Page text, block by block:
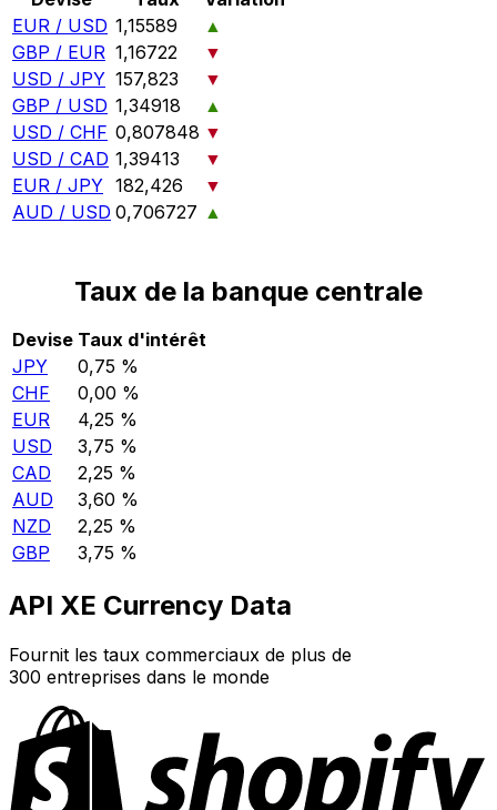
EUR / USD 1,15589
▲
GBP / EUR 1,16722
▼
USD / JPY 157,823
▼
GBP / USD 1,34918
▲
USD / CHF 0,807848 ▼
USD / CAD 1,39413
▼
EUR / JPY 182,426
▼
AUD / USD 0,706727 ▲
Taux de la banque centrale
Devise Taux d'intérêt
JPY
0,75 %
CHF
0,00 %
EUR
4,25 %
USD
3,75 %
CAD
2,25 %
AUD
3,60 %
NZD
2,25 %
GBP
3,75 %
API XE Currency Data
Fournit les taux commerciaux de plus de
300 entreprises dans le monde